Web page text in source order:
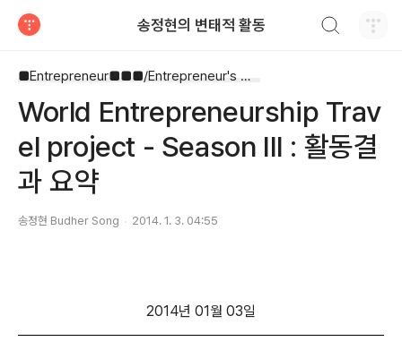
송정현의 변태적 활동
■Entrepreneur■■■/Entrepreneur's Way
World Entrepreneurship Trav
el project - Season III : 활동결
과 요약
송정현 Budher Song 2014. 1. 3. 04:55
2014년 01월 03일